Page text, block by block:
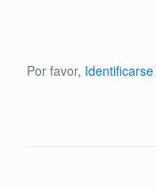
Por favor, Identificarse